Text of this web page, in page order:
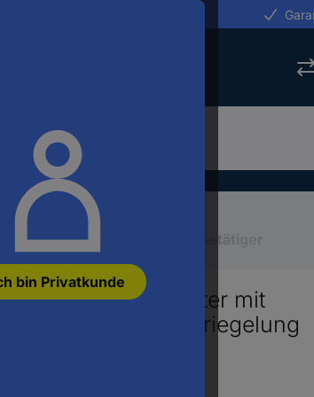
bin Privatkunde
Befehls-, Meldegeräte Betätiger
ZB4BP2 Drucktaster mit
Schwarz Druckentriegelung